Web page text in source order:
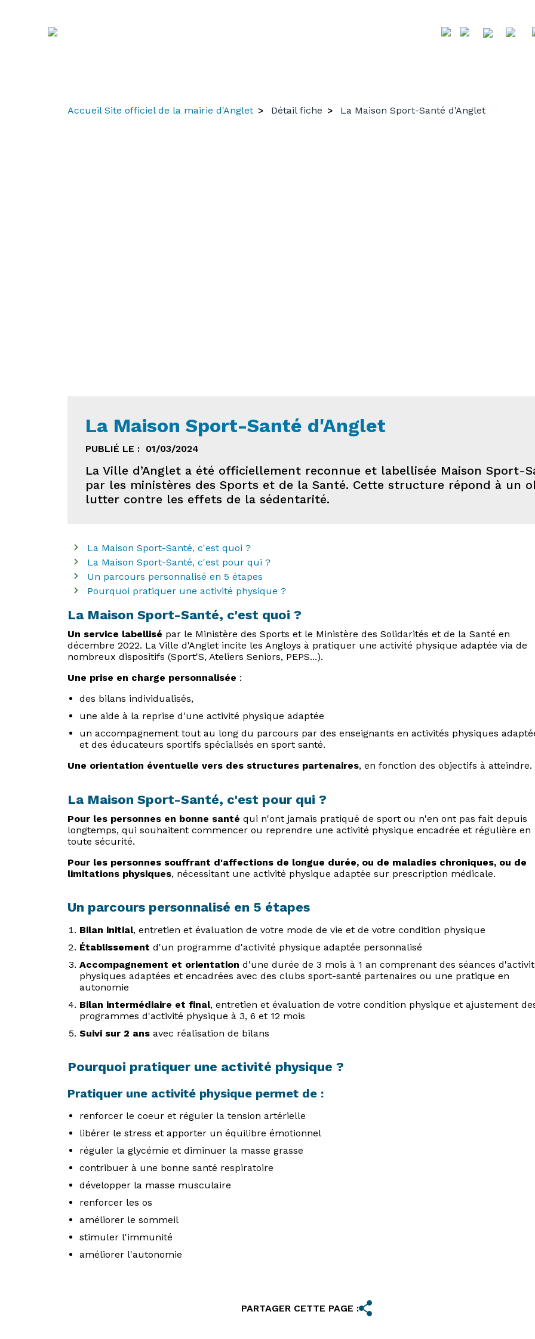
Accueil Site officiel de la mairie d'Anglet Détail fiche La Maison Sport-Santé d'Anglet
La Maison Sport-Santé d'Anglet
PUBLIÉ LE : 01/03/2024
La Ville d’Anglet a été officiellement reconnue et labellisée Maison Sport-
par les ministères des Sports et de la Santé. Cette structure répond à un
lutter contre les effets de la sédentarité.
La Maison Sport-Santé, c'est quoi ?
La Maison Sport-Santé, c'est pour qui ?
Un parcours personnalisé en 5 étapes
Pourquoi pratiquer une activité physique ?
La Maison Sport-Santé, c'est quoi ?
Un service labellisé par le Ministère des Sports et le Ministère des Solidarités et de la Santé en
décembre 2022. La Ville d'Anglet incite les Angloys à pratiquer une activité physique adaptée via de
nombreux dispositifs (Sport'S, Ateliers Seniors, PEPS...).
Une prise en charge personnalisée :
des bilans individualisés,
une aide à la reprise d'une activité physique adaptée
un accompagnement tout au long du parcours par des enseignants en activités physiques
et des éducateurs sportifs spécialisés en sport santé.
Une orientation éventuelle vers des structures partenaires, en fonction des objectifs à atteindre.
La Maison Sport-Santé, c'est pour qui ?
Pour les personnes en bonne santé qui n'ont jamais pratiqué de sport ou n'en ont pas fait depuis
longtemps, qui souhaitent commencer ou reprendre une activité physique encadrée et régulière en
toute sécurité.
Pour les personnes souffrant d'affections de longue durée, ou de maladies chroniques, ou de
limitations physiques, nécessitant une activité physique adaptée sur prescription médicale.
Un parcours personnalisé en 5 étapes
Bilan initial, entretien et évaluation de votre mode de vie et de votre condition physique
Établissement d'un programme d'activité physique adaptée personnalisé
Accompagnement et orientation d'une durée de 3 mois à 1 an comprenant des séances
physiques adaptées et encadrées avec des clubs sport-santé partenaires ou une pratique en
autonomie
Bilan intermédiaire et final, entretien et évaluation de votre condition physique et ajustement
programmes d'activité physique à 3, 6 et 12 mois
Suivi sur 2 ans avec réalisation de bilans
Pourquoi pratiquer une activité physique ?
Pratiquer une activité physique permet de :
renforcer le coeur et réguler la tension artérielle
libérer le stress et apporter un équilibre émotionnel
réguler la glycémie et diminuer la masse grasse
contribuer à une bonne santé respiratoire
développer la masse musculaire
renforcer les os
améliorer le sommeil
stimuler l'immunité
améliorer l'autonomie
PARTAGER CETTE PAGE :